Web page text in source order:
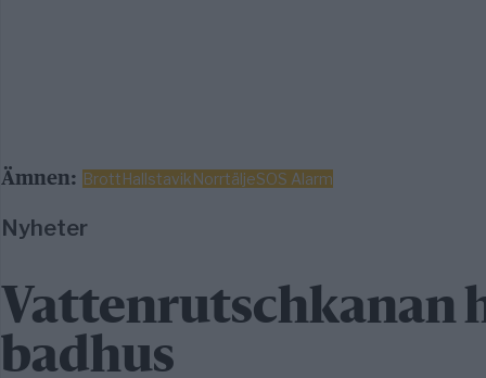
Ämnen: BrottHallstavikNorrtäljeSOS Alarm
Nyheter
Vattenrutschkanan
badhus